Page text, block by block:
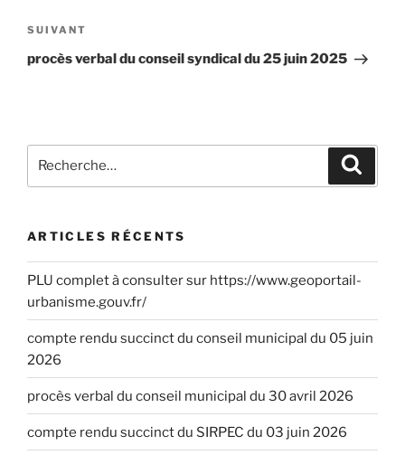
SUIVANT
procès verbal du conseil syndical du 25 juin 2025
ARTICLES RÉCENTS
PLU complet à consulter sur https://www.geoportail-
urbanisme.gouv.fr/
compte rendu succinct du conseil municipal du 05 juin
2026
procès verbal du conseil municipal du 30 avril 2026
compte rendu succinct du SIRPEC du 03 juin 2026